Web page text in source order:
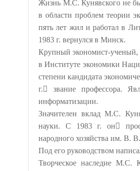
Жизнь М.С. Кунявского не
в области проблем теории
пять лет жил и работал в
1983 г. вернулся в Минск.
Крупный экономист-ученый,
в Институте экономики
степени кандидата
г. звание профессора.
информатизации.
Значителен вклад М.С.
науки. С 1983 г. он
народного хозяйства им. В.
Под его руководством
Творческое наследие М.С.